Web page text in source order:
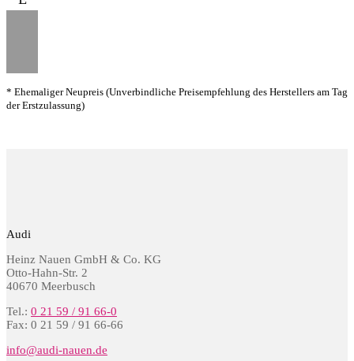
* Ehemaliger Neupreis (Unverbindliche Preisempfehlung des Herstellers am Tag
der Erstzulassung)
Audi
Heinz Nauen GmbH & Co. KG
Otto-Hahn-Str. 2
40670 Meerbusch
Tel.: 0 21 59 / 91 66-0
Fax: 0 21 59 / 91 66-66
info@audi-nauen.de